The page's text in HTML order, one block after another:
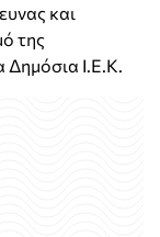
και
της
Δημόσια Ι.Ε.Κ.